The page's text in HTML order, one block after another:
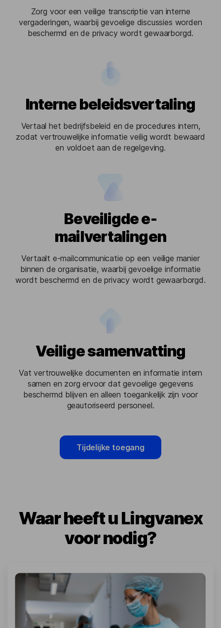
Zorg voor een veilige transcriptie van interne
vergaderingen, waarbij gevoelige discussies worden
beschermd en de privacy wordt gewaarborgd.
Interne beleidsvertaling
Vertaal het bedrijfsbeleid en de procedures intern,
zodat vertrouwelijke informatie veilig wordt bewaard
en voldoet aan de regelgeving.
Beveiligde e-
mailvertalingen
Vertaalt e-mailcommunicatie op een veilige manier
binnen de organisatie, waarbij gevoelige informatie
wordt beschermd en de privacy wordt gewaarborgd.
Veilige samenvatting
Vat vertrouwelijke documenten en informatie intern
samen en zorg ervoor dat gevoelige gegevens
beschermd blijven en alleen toegankelijk zijn voor
geautoriseerd personeel.
Tijdelijke toegang
Waar heeft u Lingvanex
voor nodig?